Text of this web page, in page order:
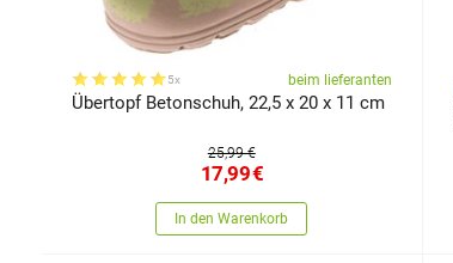
5x beim lieferanten
Übertopf Betonschuh, 22,5 x 20 x 11 cm
25,99 €
17,99€
In den Warenkorb